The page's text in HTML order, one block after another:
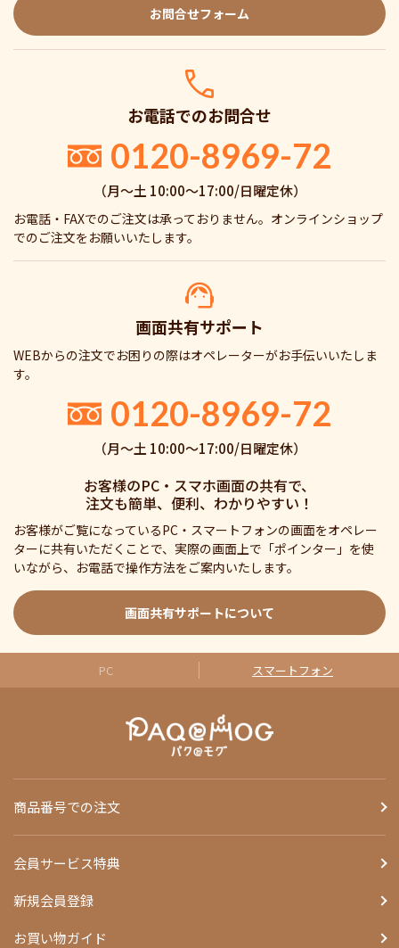
お問合せフォーム
お電話でのお問合せ
0120-8969-72
（月〜土 10:00〜17:00/日曜定休）
お電話・FAXでのご注文は承っておりません。オンラインショップ
でのご注文をお願いいたします。
画面共有サポート
WEBからの注文でお困りの際はオペレーターがお手伝いいたしま
す。
0120-8969-72
（月〜土 10:00〜17:00/日曜定休）
お客様のPC・スマホ画面の共有で、
注文も簡単、便利、わかりやすい！
お客様がご覧になっているPC・スマートフォンの画面をオペレー
ターに共有いただくことで、実際の画面上で「ポインター」を使
いながら、お電話で操作方法をご案内いたします。
画面共有サポートについて
PC スマートフォン
商品番号での注文
会員サービス特典
新規会員登録
お買い物ガイド